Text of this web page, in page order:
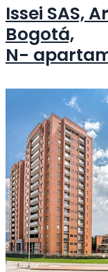
Issei SAS,
Bogotá,
N-